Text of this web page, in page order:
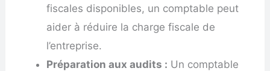
fiscales disponibles, un comptable peut
aider à réduire la charge fiscale de
l’entreprise.
Préparation aux audits : Un comptable